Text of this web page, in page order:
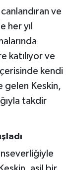
ve
her yıl
katılıyor ve
kendi
gelen Keskin,
takdir